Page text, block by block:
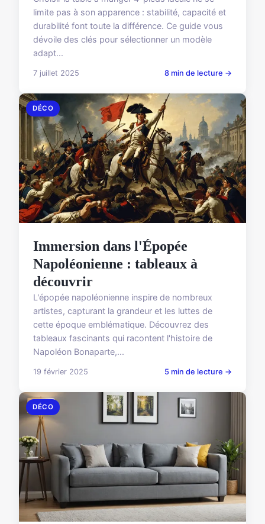
limite pas à son apparence : stabilité, capacité et
durabilité font toute la différence. Ce guide vous
dévoile des clés pour sélectionner un modèle
adapt...
7 juillet 2025 8 min de lecture →
DÉCO
Immersion dans l'Épopée
Napoléonienne : tableaux à
découvrir
L'épopée napoléonienne inspire de nombreux
artistes, capturant la grandeur et les luttes de
cette époque emblématique. Découvrez des
tableaux fascinants qui racontent l'histoire de
Napoléon Bonaparte,...
19 février 2025 5 min de lecture →
DÉCO